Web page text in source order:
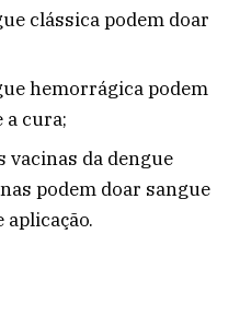
clássica podem doar
hemorrágica podem
a cura;
vacinas da dengue
podem doar sangue
aplicação.